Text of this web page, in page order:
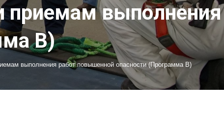
выполнения
В)
выполнения работ повышенной опасности (Программа В)